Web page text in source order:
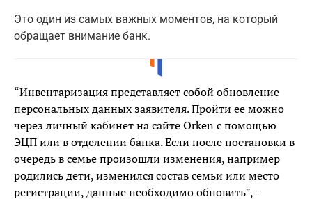
Это один из самых важных моментов, на который
обращает внимание банк.
“Инвентаризация представляет собой обновление
персональных данных заявителя. Пройти ее можно
через личный кабинет на сайте Orken с помощью
ЭЦП или в отделении банка. Если после постановки в
очередь в семье произошли изменения, например
родились дети, изменился состав семьи или место
регистрации, данные необходимо обновить”, –